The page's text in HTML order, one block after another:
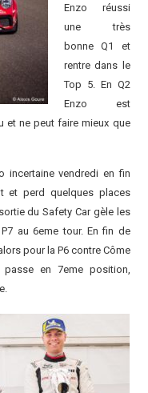
Enzo réussi
une très
bonne Q1 et
rentre dans le
Top 5. En Q2
Enzo est
et ne peut faire mieux que
incertaine vendredi en fin
et perd quelques places
du Safety Car gèle les
au 6eme tour. En fin de
pour la P6 contre Côme
en 7eme position,